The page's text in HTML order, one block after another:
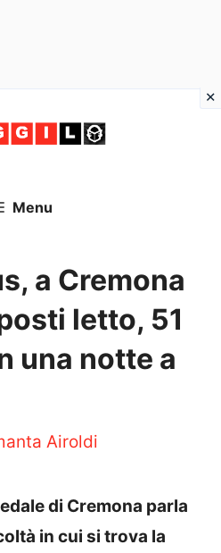
Menu
a Cremona
letto, 51
una notte a
Airoldi
di Cremona parla
in cui si trova la